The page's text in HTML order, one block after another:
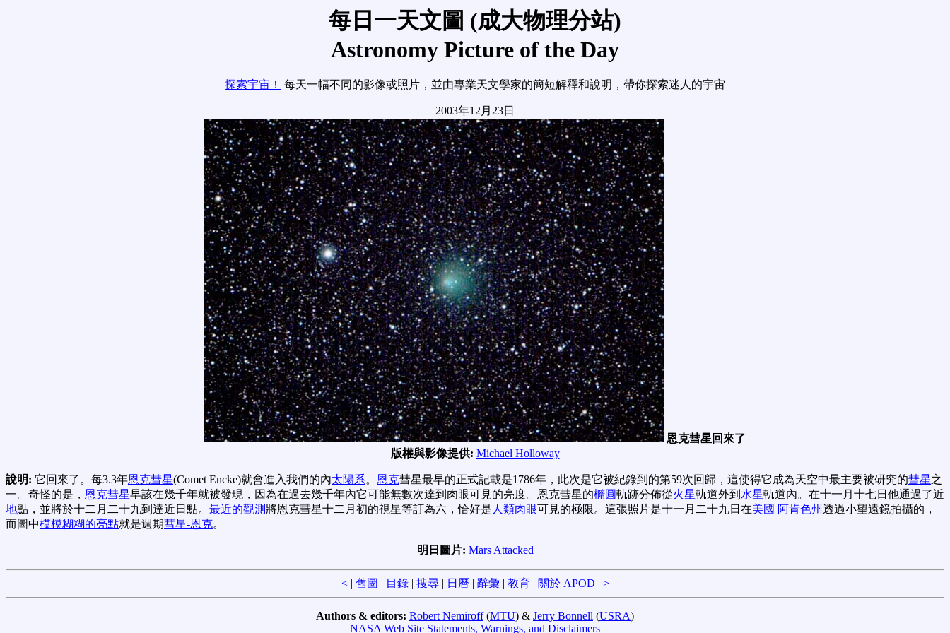
每日一天文圖 (成大物理分站)
Astronomy Picture of the Day
探索宇宙！ 每天一幅不同的影像或照片，並由專業天文學家的簡短解釋和說明，帶你探索迷人的宇宙
2003年12月23日
恩克彗星回來了
版權與影像提供: Michael Holloway
說明: 它回來了。每3.3年恩克彗星(Comet Encke)就會進入我們的內太陽系。 恩克彗星最早的正式記載是1786年，此次是它被紀錄到的第59次回歸，這使得它成為天空中最主要被研究的彗星之
一。奇怪的是， 恩克彗星早該在幾千年就被發現，因為在過去幾千年內它可能無數次達到肉眼可見的亮度。恩克彗星的橢圓軌跡分佈從火星軌道外到 水星軌道內。在十一月十七日他通過了近
地點，並將於十二月二十九到達近日點。 最近的觀測 將恩克彗星十二月初的視星等訂為六，恰好是人類肉眼可見的極限。這張照片是十一月二十九日在美國 阿肯色州透過小望遠鏡拍攝的，
而圖中模模糊糊的亮點就是週期彗星-恩克。
明日圖片: Mars Attacked
<| 舊圖 | 目錄| 搜尋| 日曆 | 辭彙 | 教育| 關於 APOD | >
Authors & editors: Robert Nemiroff(MTU) & Jerry Bonnell (USRA)
NASA Web Site Statements, Warnings, and Disclaimers